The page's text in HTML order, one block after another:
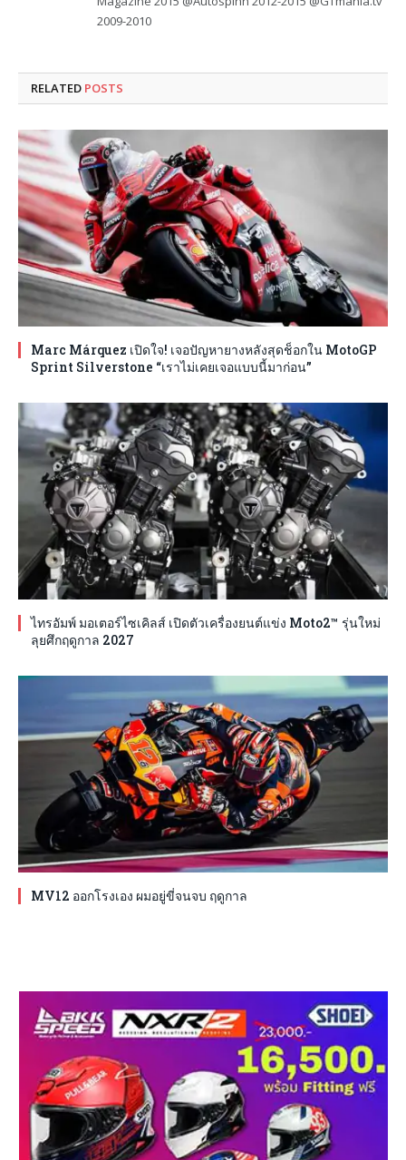
2009-2010
RELATED POSTS
Marc Márquez เปิดใจ! เจอปัญหายางหลังสุดช็อกใน MotoGP
Sprint Silverstone “เราไม่เคยเจอแบบนี้มาก่อน”
ไทรอัมพ์ มอเตอร์ไซเคิลส์ เปิดตัวเครื่องยนต์แข่ง Moto2™ รุ่นใหม่
ลุยศึกฤดูกาล 2027
MV12 ออกโรงเอง ผมอยู่ขี่จนจบ ฤดูกาล